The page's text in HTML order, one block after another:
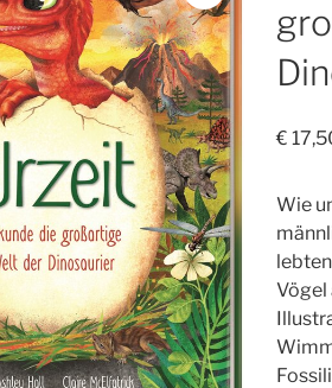
€
Wie
Vögel